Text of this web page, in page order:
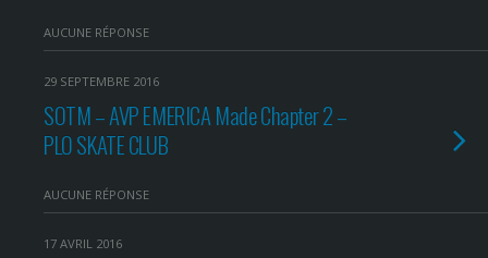
AUCUNE RÉPONSE
29 SEPTEMBRE 2016
SOTM – AVP EMERICA Made Chapter 2 –
PLO SKATE CLUB
AUCUNE RÉPONSE
17 AVRIL 2016